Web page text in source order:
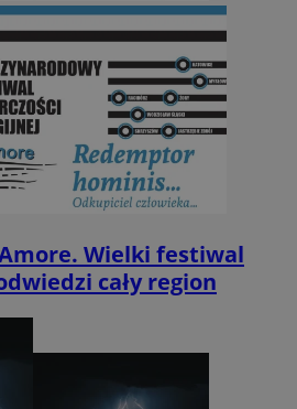
Wielki festiwal
cały region